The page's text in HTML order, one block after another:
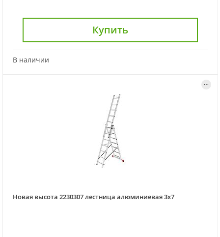
Купить
В наличии
Новая высота 2230307 лестница алюминиевая 3х7